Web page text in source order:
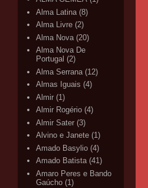
Alma Latina (8)
Alma Livre (2)
Alma Nova (20)
Alma Nova De
Portugal (2)
Alma Serrana (12)
Almas Iguais (4)
Almir (1)
Almir Rogério (4)
Almir Sater (3)
Alvino e Janete (1)
Amado Basylio (4)
Amado Batista (41)
Amaro Peres e Bando
Gaúcho (1)